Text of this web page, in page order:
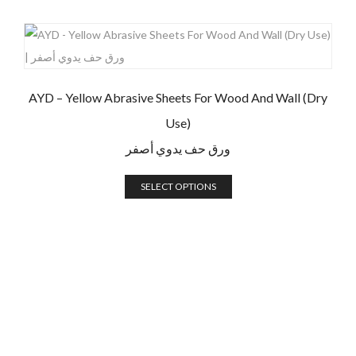
AYD – Yellow Abrasive Sheets For Wood And Wall (Dry
Use)
ورق حف يدوي أصفر
SELECT OPTIONS